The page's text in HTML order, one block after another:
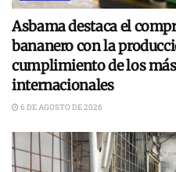
Asbama destaca el
bananero con la
cumplimiento de los
internacionales
6 DE AGOSTO DE 2026